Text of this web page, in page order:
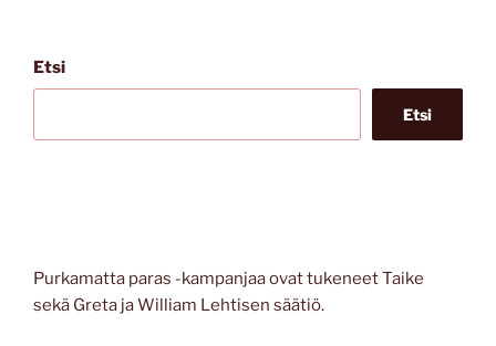
Etsi
Etsi
Purkamatta paras -kampanjaa ovat tukeneet Taike
sekä Greta ja William Lehtisen säätiö.